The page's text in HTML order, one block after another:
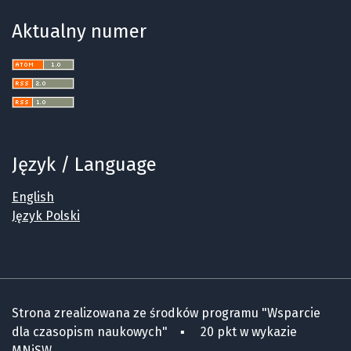
Aktualny numer
Język / Language
English
Język Polski
Strona zrealizowana ze środków programu "Wsparcie
dla czasopism naukowych" ▪ 20 pkt w wykazie